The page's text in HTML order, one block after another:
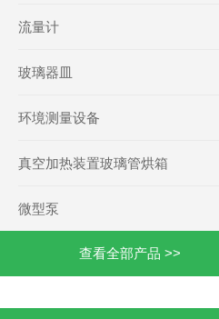
流量计
玻璃器皿
环境测量设备
真空加热装置玻璃管烘箱
微型泵
查看全部产品 >>